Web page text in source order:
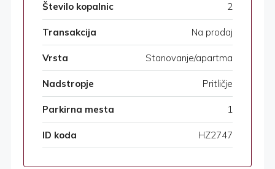
Število kopalnic 2
Transakcija Na prodaj
Vrsta Stanovanje/apartma
Nadstropje Pritličje
Parkirna mesta 1
ID koda HZ2747